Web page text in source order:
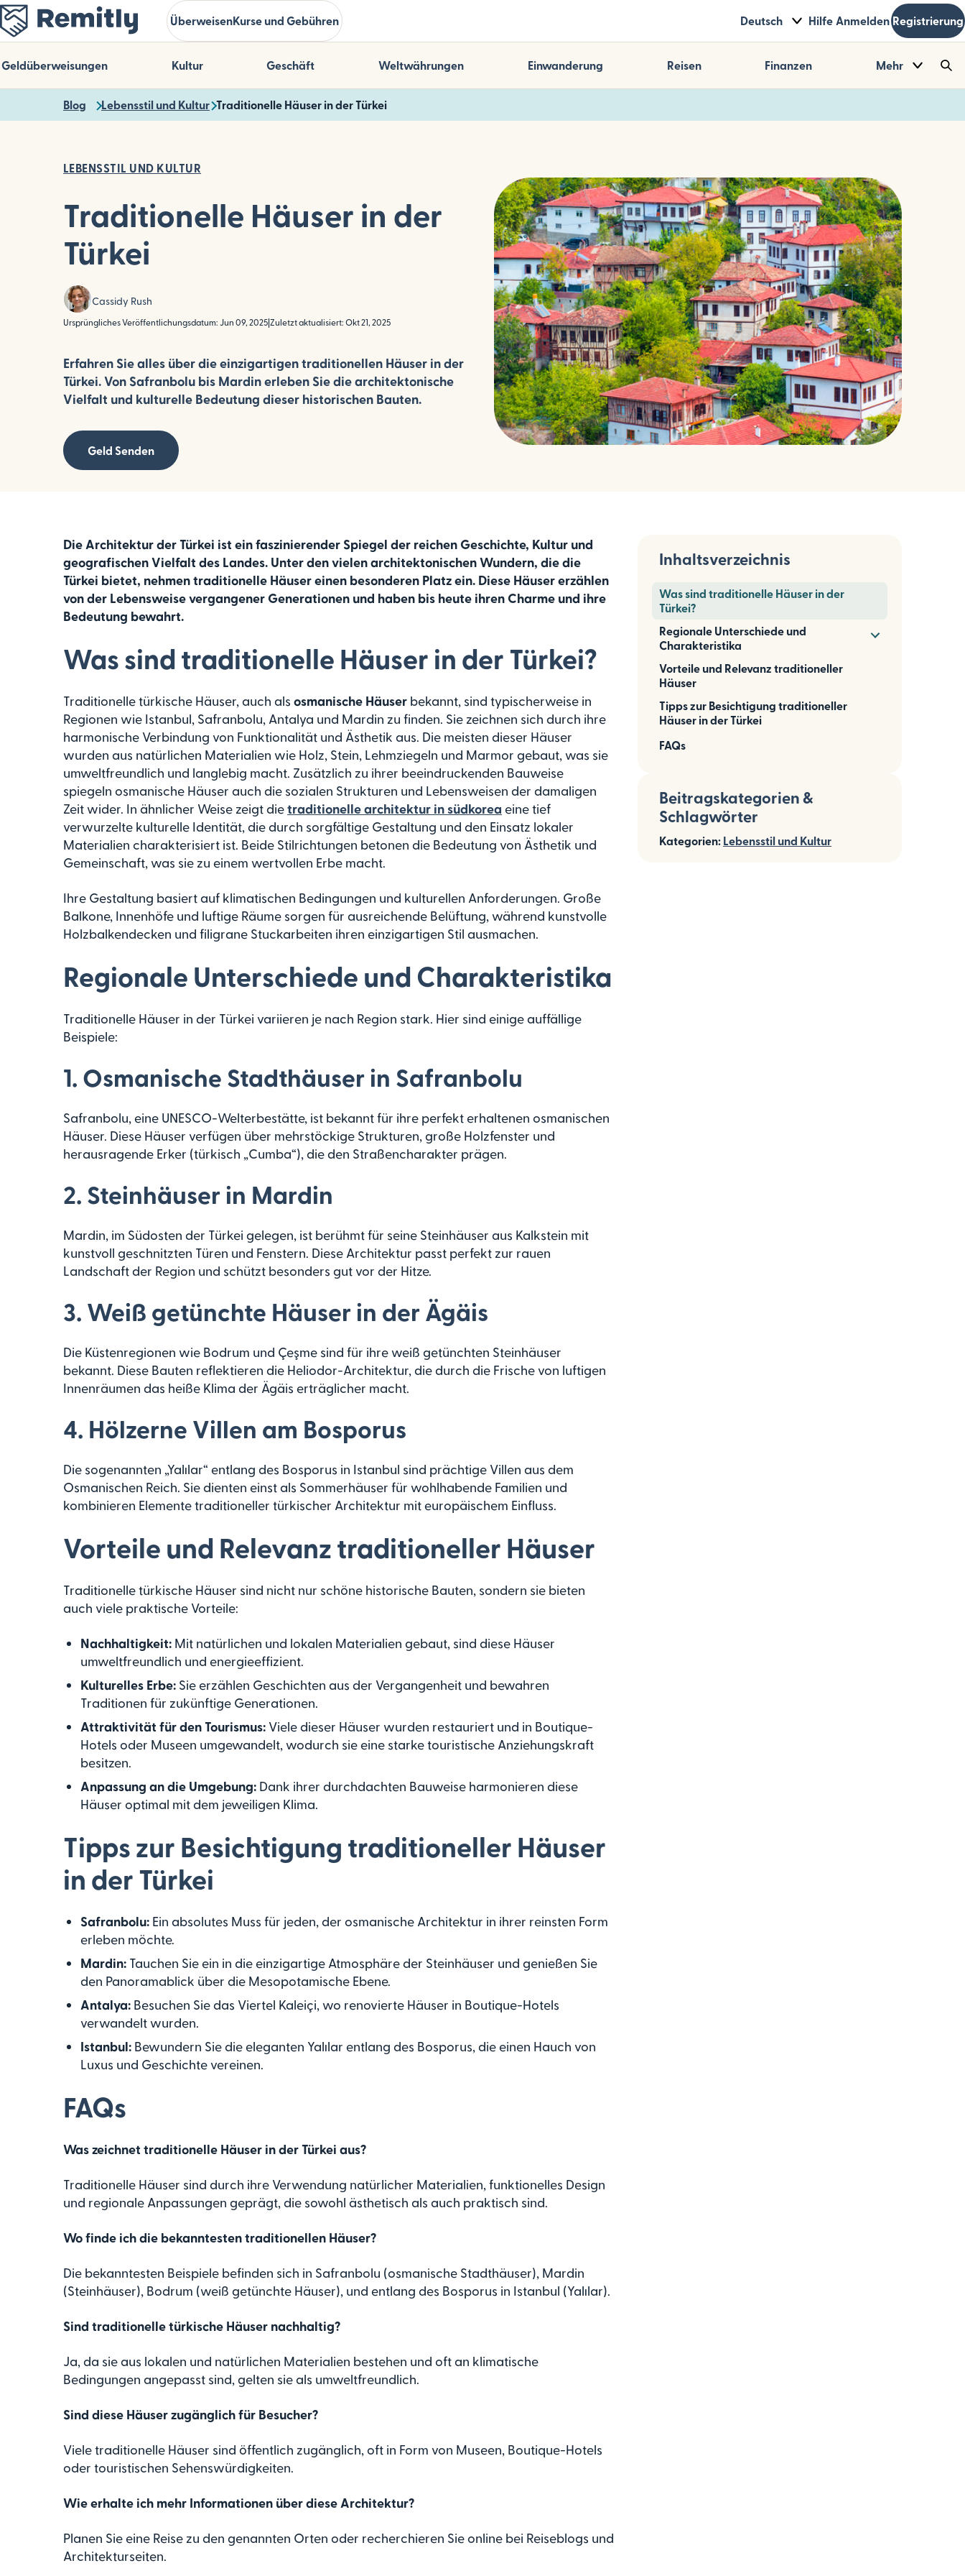
Skip
to
main
content
ÜberweisenKurse und Gebühren Deutsch Hilfe Anmelden Registrierung
Geldüberweisungen Kultur Geschäft Weltwährungen Einwanderung Reisen Finanzen Mehr
Blog Lebensstil und Kultur Traditionelle Häuser in der Türkei
LEBENSSTIL UND KULTUR
Traditionelle Häuser in der
Türkei
Cassidy Rush
Ursprüngliches Veröffentlichungsdatum: Jun 09, 2025 Zuletzt aktualisiert: Okt 21, 2025
Erfahren Sie alles über die einzigartigen traditionellen Häuser in der
Türkei. Von Safranbolu bis Mardin erleben Sie die architektonische
Vielfalt und kulturelle Bedeutung dieser historischen Bauten.
Geld Senden
Die Architektur der Türkei ist ein faszinierender Spiegel der reichen Geschichte, Kultur und
geografischen Vielfalt des Landes. Unter den vielen architektonischen Wundern, die die
Türkei bietet, nehmen traditionelle Häuser einen besonderen Platz ein. Diese Häuser erzählen
von der Lebensweise vergangener Generationen und haben bis heute ihren Charme und ihre
Bedeutung bewahrt.
Was sind traditionelle Häuser in der Türkei?
Traditionelle türkische Häuser, auch als osmanische Häuser bekannt, sind typischerweise in
Regionen wie Istanbul, Safranbolu, Antalya und Mardin zu finden. Sie zeichnen sich durch ihre
harmonische Verbindung von Funktionalität und Ästhetik aus. Die meisten dieser Häuser
wurden aus natürlichen Materialien wie Holz, Stein, Lehmziegeln und Marmor gebaut, was sie
umweltfreundlich und langlebig macht. Zusätzlich zu ihrer beeindruckenden Bauweise
spiegeln osmanische Häuser auch die sozialen Strukturen und Lebensweisen der damaligen
Zeit wider. In ähnlicher Weise zeigt dietraditionelle architektur in südkorea eine tief
verwurzelte kulturelle Identität, die durch sorgfältige Gestaltung und den Einsatz lokaler
Materialien charakterisiert ist. Beide Stilrichtungen betonen die Bedeutung von Ästhetik und
Gemeinschaft, was sie zu einem wertvollen Erbe macht.
Ihre Gestaltung basiert auf klimatischen Bedingungen und kulturellen Anforderungen. Große
Balkone, Innenhöfe und luftige Räume sorgen für ausreichende Belüftung, während kunstvolle
Holzbalkendecken und filigrane Stuckarbeiten ihren einzigartigen Stil ausmachen.
Regionale Unterschiede und Charakteristika
Traditionelle Häuser in der Türkei variieren je nach Region stark. Hier sind einige auffällige
Beispiele:
1. Osmanische Stadthäuser in Safranbolu
Safranbolu, eine UNESCO-Welterbestätte, ist bekannt für ihre perfekt erhaltenen osmanischen
Häuser. Diese Häuser verfügen über mehrstöckige Strukturen, große Holzfenster und
herausragende Erker (türkisch „Cumba“), die den Straßencharakter prägen.
2. Steinhäuser in Mardin
Mardin, im Südosten der Türkei gelegen, ist berühmt für seine Steinhäuser aus Kalkstein mit
kunstvoll geschnitzten Türen und Fenstern. Diese Architektur passt perfekt zur rauen
Landschaft der Region und schützt besonders gut vor der Hitze.
3. Weiß getünchte Häuser in der Ägäis
Die Küstenregionen wie Bodrum und Çeşme sind für ihre weiß getünchten Steinhäuser
bekannt. Diese Bauten reflektieren die Heliodor-Architektur, die durch die Frische von luftigen
Innenräumen das heiße Klima der Ägäis erträglicher macht.
4. Hölzerne Villen am Bosporus
Die sogenannten „Yalılar“ entlang des Bosporus in Istanbul sind prächtige Villen aus dem
Osmanischen Reich. Sie dienten einst als Sommerhäuser für wohlhabende Familien und
kombinieren Elemente traditioneller türkischer Architektur mit europäischem Einfluss.
Vorteile und Relevanz traditioneller Häuser
Traditionelle türkische Häuser sind nicht nur schöne historische Bauten, sondern sie bieten
auch viele praktische Vorteile:
Nachhaltigkeit: Mit natürlichen und lokalen Materialien gebaut, sind diese Häuser
umweltfreundlich und energieeffizient.
Kulturelles Erbe: Sie erzählen Geschichten aus der Vergangenheit und bewahren
Traditionen für zukünftige Generationen.
Attraktivität für den Tourismus: Viele dieser Häuser wurden restauriert und in Boutique-
Hotels oder Museen umgewandelt, wodurch sie eine starke touristische Anziehungskraft
besitzen.
Anpassung an die Umgebung: Dank ihrer durchdachten Bauweise harmonieren diese
Häuser optimal mit dem jeweiligen Klima.
Tipps zur Besichtigung traditioneller Häuser
in der Türkei
Safranbolu: Ein absolutes Muss für jeden, der osmanische Architektur in ihrer reinsten Form
erleben möchte.
Mardin: Tauchen Sie ein in die einzigartige Atmosphäre der Steinhäuser und genießen Sie
den Panoramablick über die Mesopotamische Ebene.
Antalya: Besuchen Sie das Viertel Kaleiçi, wo renovierte Häuser in Boutique-Hotels
verwandelt wurden.
Istanbul: Bewundern Sie die eleganten Yalılar entlang des Bosporus, die einen Hauch von
Luxus und Geschichte vereinen.
FAQs
Was zeichnet traditionelle Häuser in der Türkei aus?
Traditionelle Häuser sind durch ihre Verwendung natürlicher Materialien, funktionelles Design
und regionale Anpassungen geprägt, die sowohl ästhetisch als auch praktisch sind.
Wo finde ich die bekanntesten traditionellen Häuser?
Die bekanntesten Beispiele befinden sich in Safranbolu (osmanische Stadthäuser), Mardin
(Steinhäuser), Bodrum (weiß getünchte Häuser), und entlang des Bosporus in Istanbul (Yalılar).
Sind traditionelle türkische Häuser nachhaltig?
Ja, da sie aus lokalen und natürlichen Materialien bestehen und oft an klimatische
Bedingungen angepasst sind, gelten sie als umweltfreundlich.
Sind diese Häuser zugänglich für Besucher?
Viele traditionelle Häuser sind öffentlich zugänglich, oft in Form von Museen, Boutique-Hotels
oder touristischen Sehenswürdigkeiten.
Wie erhalte ich mehr Informationen über diese Architektur?
Planen Sie eine Reise zu den genannten Orten oder recherchieren Sie online bei Reiseblogs und
Architekturseiten.
Inhaltsverzeichnis
Was sind traditionelle Häuser in der
Türkei?
Regionale Unterschiede und
Charakteristika
Vorteile und Relevanz traditioneller
Häuser
Tipps zur Besichtigung traditioneller
Häuser in der Türkei
FAQs
Beitragskategorien &
Schlagwörter
Kategorien: Lebensstil und Kultur